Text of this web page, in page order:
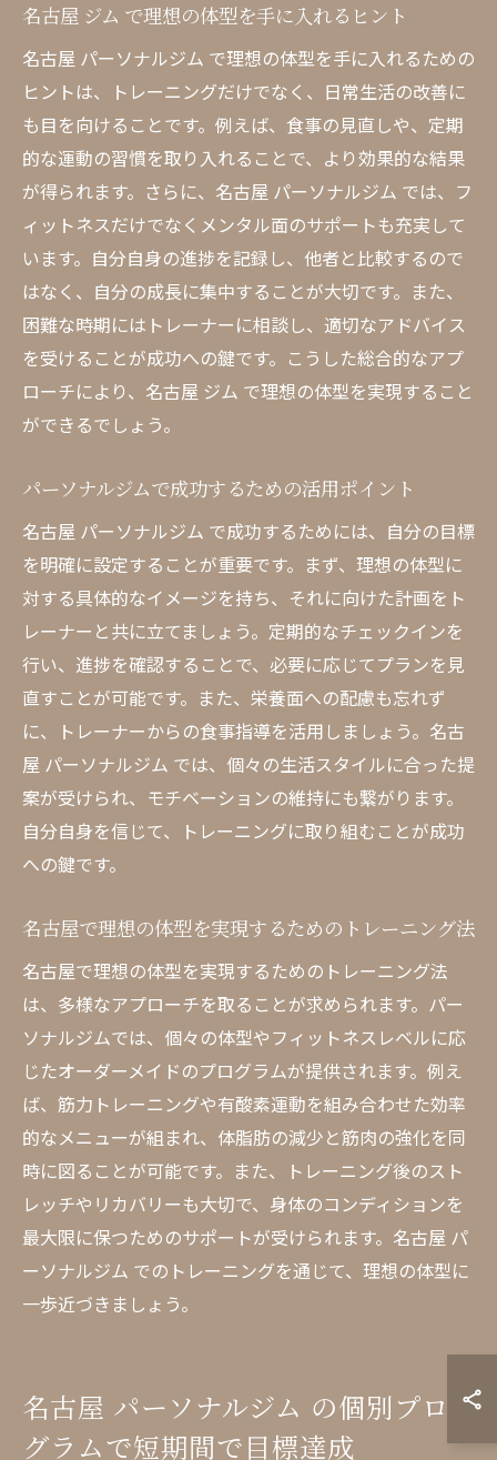
名古屋 ジム で理想の体型を手に入れるヒント
名古屋 パーソナルジム で理想の体型を手に入れるための
ヒントは、トレーニングだけでなく、日常生活の改善に
も目を向けることです。例えば、食事の見直しや、定期
的な運動の習慣を取り入れることで、より効果的な結果
が得られます。さらに、名古屋 パーソナルジム では、フ
ィットネスだけでなくメンタル面のサポートも充実して
います。自分自身の進捗を記録し、他者と比較するので
はなく、自分の成長に集中することが大切です。また、
困難な時期にはトレーナーに相談し、適切なアドバイス
を受けることが成功への鍵です。こうした総合的なアプ
ローチにより、名古屋 ジム で理想の体型を実現すること
ができるでしょう。
パーソナルジムで成功するための活用ポイント
名古屋 パーソナルジム で成功するためには、自分の目標
を明確に設定することが重要です。まず、理想の体型に
対する具体的なイメージを持ち、それに向けた計画をト
レーナーと共に立てましょう。定期的なチェックインを
行い、進捗を確認することで、必要に応じてプランを見
直すことが可能です。また、栄養面への配慮も忘れず
に、トレーナーからの食事指導を活用しましょう。名古
屋 パーソナルジム では、個々の生活スタイルに合った提
案が受けられ、モチベーションの維持にも繋がります。
自分自身を信じて、トレーニングに取り組むことが成功
への鍵です。
名古屋で理想の体型を実現するためのトレーニング法
名古屋で理想の体型を実現するためのトレーニング法
は、多様なアプローチを取ることが求められます。パー
ソナルジムでは、個々の体型やフィットネスレベルに応
じたオーダーメイドのプログラムが提供されます。例え
ば、筋力トレーニングや有酸素運動を組み合わせた効率
的なメニューが組まれ、体脂肪の減少と筋肉の強化を同
時に図ることが可能です。また、トレーニング後のスト
レッチやリカバリーも大切で、身体のコンディションを
最大限に保つためのサポートが受けられます。名古屋 パ
ーソナルジム でのトレーニングを通じて、理想の体型に
一歩近づきましょう。
名古屋 パーソナルジム の個別プロ
グラムで短期間で目標達成